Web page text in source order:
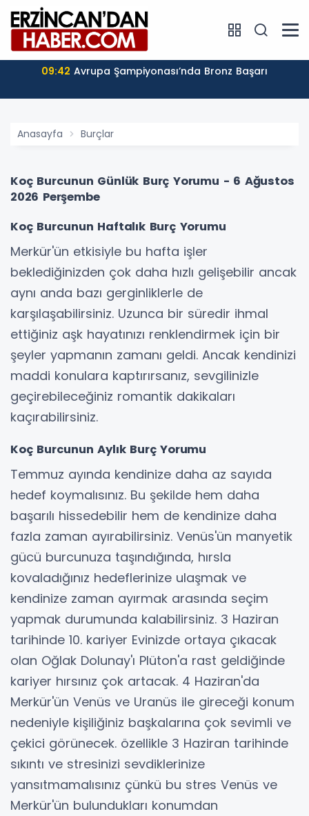
09:42 Avrupa Şampiyonası’nda Bronz Başarı
Anasayfa Burçlar
Koç Burcunun Günlük Burç Yorumu - 6 Ağustos
2026 Perşembe
Koç Burcunun Haftalık Burç Yorumu
Merkür'ün etkisiyle bu hafta işler
beklediğinizden çok daha hızlı gelişebilir ancak
aynı anda bazı gerginliklerle de
karşılaşabilirsiniz. Uzunca bir süredir ihmal
ettiğiniz aşk hayatınızı renklendirmek için bir
şeyler yapmanın zamanı geldi. Ancak kendinizi
maddi konulara kaptırırsanız, sevgilinizle
geçirebileceğiniz romantik dakikaları
kaçırabilirsiniz.
Koç Burcunun Aylık Burç Yorumu
Temmuz ayında kendinize daha az sayıda
hedef koymalısınız. Bu şekilde hem daha
başarılı hissedebilir hem de kendinize daha
fazla zaman ayırabilirsiniz. Venüs'ün manyetik
gücü burcunuza taşındığında, hırsla
kovaladığınız hedeflerinize ulaşmak ve
kendinize zaman ayırmak arasında seçim
yapmak durumunda kalabilirsiniz. 3 Haziran
tarihinde 10. kariyer Evinizde ortaya çıkacak
olan Oğlak Dolunay'ı Plüton'a rast geldiğinde
kariyer hırsınız çok artacak. 4 Haziran'da
Merkür'ün Venüs ve Uranüs ile gireceği konum
nedeniyle kişiliğiniz başkalarına çok sevimli ve
çekici görünecek. özellikle 3 Haziran tarihinde
sıkıntı ve stresinizi sevdiklerinize
yansıtmamalısınız çünkü bu stres Venüs ve
Merkür'ün bulundukları konumdan